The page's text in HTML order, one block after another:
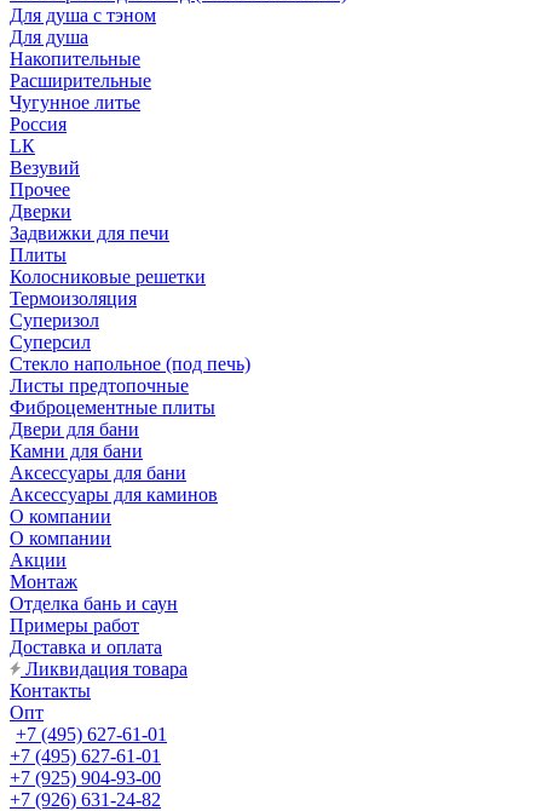
Для душа с тэном
Для душа
Накопительные
Расширительные
Чугунное литье
Россия
LК
Везувий
Прочее
Дверки
Задвижки для печи
Плиты
Колосниковые решетки
Термоизоляция
Суперизол
Суперсил
Стекло напольное (под печь)
Листы предтопочные
Фиброцементные плиты
Двери для бани
Камни для бани
Аксессуары для бани
Аксессуары для каминов
О компании
О компании
Акции
Монтаж
Отделка бань и саун
Примеры работ
Доставка и оплата
Ликвидация товара
Контакты
Опт
+7 (495) 627-61-01
+7 (495) 627-61-01
+7 (925) 904-93-00
+7 (926) 631-24-82